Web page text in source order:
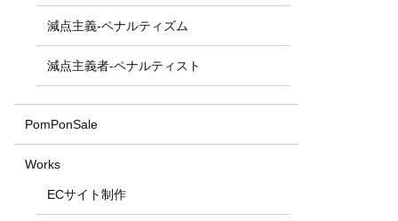
減点主義-ペナルティズム
減点主義者-ペナルティスト
PomPonSale
Works
ECサイト制作